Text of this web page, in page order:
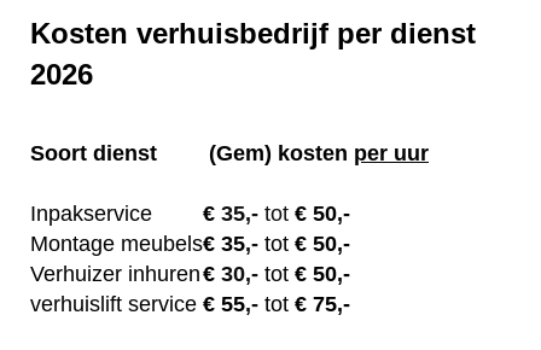
Kosten verhuisbedrijf per dienst
2026
Soort dienst (Gem) kosten per uur
Inpakservice € 35,- tot € 50,-
Montage meubels€ 35,- tot € 50,-
Verhuizer inhuren€ 30,- tot € 50,-
verhuislift service € 55,- tot € 75,-